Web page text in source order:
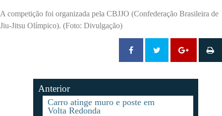
A competição foi organizada pela CBJJO (Confederação Brasileira de
Jiu-Jitsu Olímpico). (Foto: Divulgação)
Anterior
Carro atinge muro e poste em
Volta Redonda